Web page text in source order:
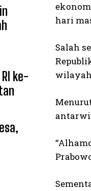
ke-
hari
Salah